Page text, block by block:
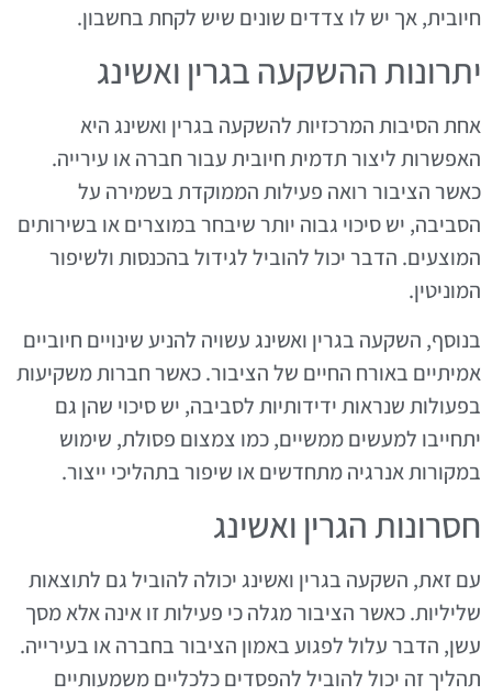
חיובית, אך יש לו צדדים שונים שיש לקחת בחשבון.
יתרונות ההשקעה בגרין ואשינג
אחת הסיבות המרכזיות להשקעה בגרין ואשינג היא
האפשרות ליצור תדמית חיובית עבור חברה או עירייה.
כאשר הציבור רואה פעילות הממוקדת בשמירה על
הסביבה, יש סיכוי גבוה יותר שיבחר במוצרים או בשירותים
המוצעים. הדבר יכול להוביל לגידול בהכנסות ולשיפור
המוניטין.
בנוסף, השקעה בגרין ואשינג עשויה להניע שינויים חיוביים
אמיתיים באורח החיים של הציבור. כאשר חברות משקיעות
בפעולות שנראות ידידותיות לסביבה, יש סיכוי שהן גם
יתחייבו למעשים ממשיים, כמו צמצום פסולת, שימוש
במקורות אנרגיה מתחדשים או שיפור בתהליכי ייצור.
חסרונות הגרין ואשינג
עם זאת, השקעה בגרין ואשינג יכולה להוביל גם לתוצאות
שליליות. כאשר הציבור מגלה כי פעילות זו אינה אלא מסך
עשן, הדבר עלול לפגוע באמון הציבור בחברה או בעירייה.
תהליך זה יכול להוביל להפסדים כלכליים משמעותיים